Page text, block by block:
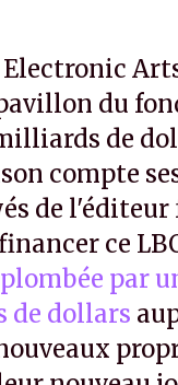
Electronic
du
de
compte
de
ce
plombée par
de dollars